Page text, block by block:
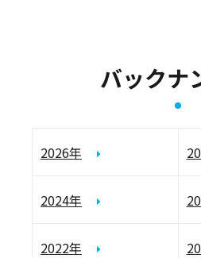
バックナ
2026年
2024年
2022年